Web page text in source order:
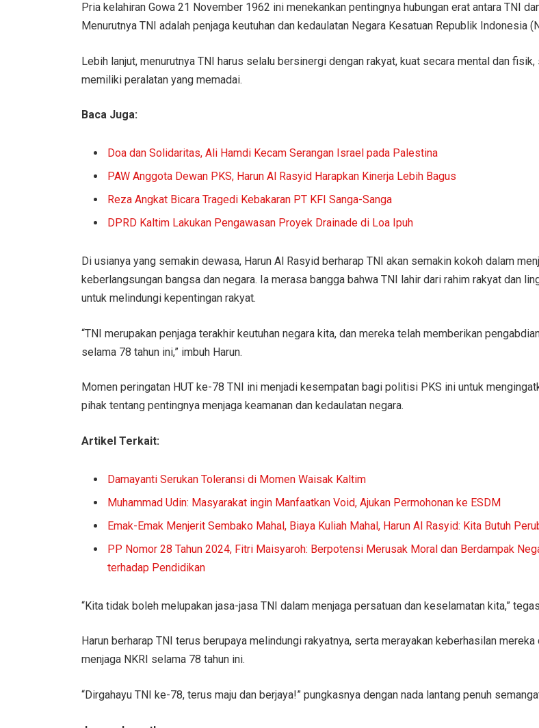
Pria kelahiran Gowa 21 November 1962 ini menekankan pentingnya hubungan erat antara TNI
Menurutnya TNI adalah penjaga keutuhan dan kedaulatan Negara Kesatuan Republik Indonesia
Lebih lanjut, menurutnya TNI harus selalu bersinergi dengan rakyat, kuat secara mental dan fisik,
memiliki peralatan yang memadai.
Baca Juga:
Doa dan Solidaritas, Ali Hamdi Kecam Serangan Israel pada Palestina
PAW Anggota Dewan PKS, Harun Al Rasyid Harapkan Kinerja Lebih Bagus
Reza Angkat Bicara Tragedi Kebakaran PT KFI Sanga-Sanga
DPRD Kaltim Lakukan Pengawasan Proyek Drainade di Loa Ipuh
Di usianya yang semakin dewasa, Harun Al Rasyid berharap TNI akan semakin kokoh dalam
keberlangsungan bangsa dan negara. Ia merasa bangga bahwa TNI lahir dari rahim rakyat dan
untuk melindungi kepentingan rakyat.
“TNI merupakan penjaga terakhir keutuhan negara kita, dan mereka telah memberikan
selama 78 tahun ini,” imbuh Harun.
Momen peringatan HUT ke-78 TNI ini menjadi kesempatan bagi politisi PKS ini untuk
pihak tentang pentingnya menjaga keamanan dan kedaulatan negara.
Artikel Terkait:
Damayanti Serukan Toleransi di Momen Waisak Kaltim
Muhammad Udin: Masyarakat ingin Manfaatkan Void, Ajukan Permohonan ke ESDM
Emak-Emak Menjerit Sembako Mahal, Biaya Kuliah Mahal, Harun Al Rasyid: Kita Butuh
PP Nomor 28 Tahun 2024, Fitri Maisyaroh: Berpotensi Merusak Moral dan Berdampak
terhadap Pendidikan
“Kita tidak boleh melupakan jasa-jasa TNI dalam menjaga persatuan dan keselamatan kita,”
Harun berharap TNI terus berupaya melindungi rakyatnya, serta merayakan keberhasilan mereka
menjaga NKRI selama 78 tahun ini.
“Dirgahayu TNI ke-78, terus maju dan berjaya!” pungkasnya dengan nada lantang penuh